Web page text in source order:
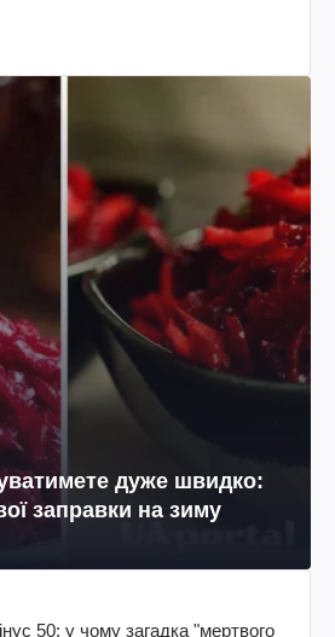
дуже швидко:
заправки на зиму
50: у чому загадка "мертвого